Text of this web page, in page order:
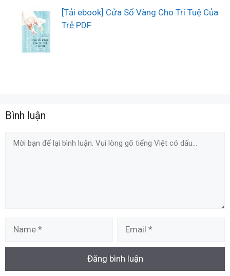
[Tải ebook] Cửa Sổ Vàng Cho Trí Tuệ Của
Trẻ PDF
Bình luận
Comment